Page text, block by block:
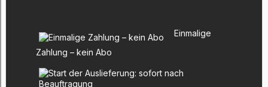
Einmalige
Zahlung – kein Abo